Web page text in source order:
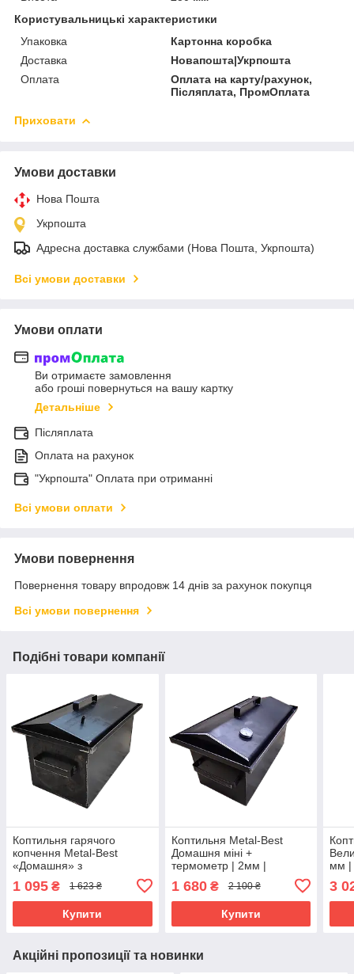
Користувальницькі характеристики
Упаковка
Картонна коробка
Доставка
Новапошта|Укрпошта
Оплата
Оплата на карту/рахунок,
Післяплата, ПромОплата
Приховати
Умови доставки
Нова Пошта
Укрпошта
Адресна доставка службами (Нова Пошта, Укрпошта)
Всі умови доставки
Умови оплати
Ви отримаєте замовлення
або гроші повернуться на вашу картку
Детальніше
Післяплата
Оплата на рахунок
"Укрпошта" Оплата при отриманні
Всі умови оплати
Умови повернення
Повернення товару впродовж 14 днів за рахунок покупця
Всі умови повернення
Подібні товари компанії
Коптильня гарячого
копчення Metal-Best
«Домашня» з
500х300х300 мм)
1 095 ₴ 1 623 ₴
Купити
Коптильня Metal-Best
Домашня міні +
термометр | 2мм |
холодний прокат
1 680₴ 2 100 ₴
Купити
мм |
3
Акційні пропозиції та новинки